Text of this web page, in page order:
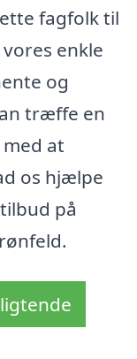
fagfolk til
enkle
og
træffe en
at
os hjælpe
på